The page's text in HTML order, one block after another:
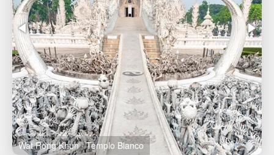
Wat Rong Khun · Templo Blanco